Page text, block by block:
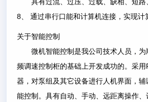
具有过流、过压、过载、缺相、短路
8、 通过串行口能和计算机连接，实现计
关于智能控制
微机智能控制是我公司技术人员，为
频调速控制柜的基础上开发成功的。采用
器，对泵组及其它设备进行人机界面，
能控制。具有自动、手动、远距离操作、